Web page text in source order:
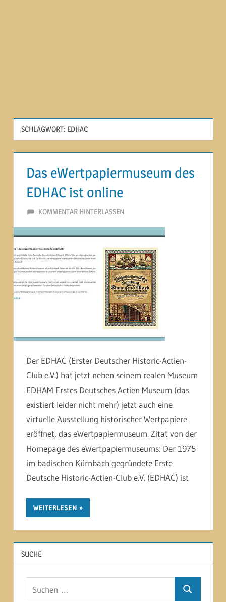
SCHLAGWORT: EDHAC
Das eWertpapiermuseum des
EDHAC ist online
19. JULI 2014
MARTINA BERG
KOMMENTAR HINTERLASSEN
Der EDHAC (Erster Deutscher Historic-Actien-
Club e.V.) hat jetzt neben seinem realen Museum
EDHAM Erstes Deutsches Actien Museum (das
existiert leider nicht mehr) jetzt auch eine
virtuelle Ausstellung historischer Wertpapiere
eröffnet, das eWertpapiermuseum. Zitat von der
Homepage des eWertpapiermuseums: Der 1975
im badischen Kürnbach gegründete Erste
Deutsche Historic-Actien-Club e.V. (EDHAC) ist
WEITERLESEN
SUCHE
Suchen